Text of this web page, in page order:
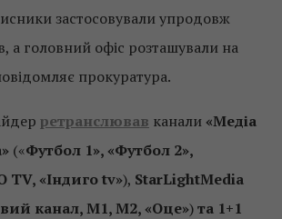
застосовували упродовж
а головний офіс розташували на
прокуратура.
ретранслював канали «Медіа
(«Футбол 1», «Футбол 2»,
TV, «Індигоtv»), StarLightMedia
канал, М1, М2, «Оце»)та 1+1